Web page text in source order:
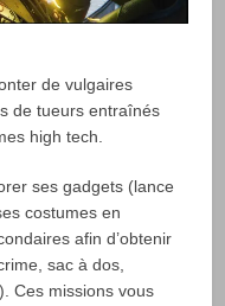
de vulgaires
de tueurs entraînés
high tech.
ses gadgets (lance
costumes en
afin d’obtenir
sac à dos,
Ces missions vous